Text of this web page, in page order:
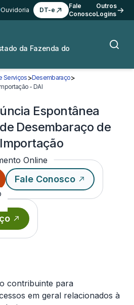
Ouvidoria DT-e
Fale
Conosco
Outros
Logins
da Fazenda do
Serviços >Desembaraço>
- DAIFormalizar Denúncia Espontânea
Espontânea
Desembaraço de
Online
Fale Conosco
contribuinte para
em geral relacionados à